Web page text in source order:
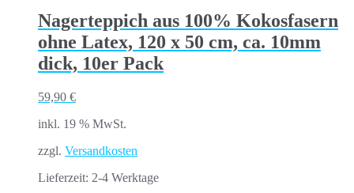
Nagerteppich aus 100% Kokosfasern
ohne Latex, 120 x 50 cm, ca. 10mm
dick, 10er Pack
59,90 €
inkl. 19 % MwSt.
zzgl. Versandkosten
Lieferzeit: 2-4 Werktage